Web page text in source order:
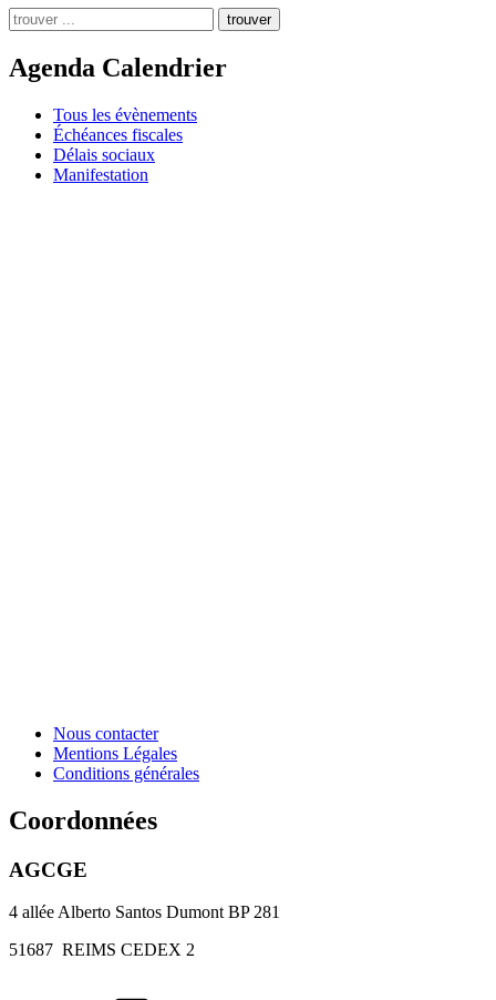
trouver
Agenda Calendrier
Tous les évènements
Échéances fiscales
Délais sociaux
Manifestation
Nous contacter
Mentions Légales
Conditions générales
Coordonnées
AGCGE
4 allée Alberto Santos Dumont BP 281
51687 REIMS CEDEX 2